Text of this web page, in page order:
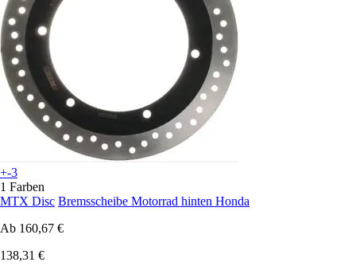
+-3
1 Farben
MTX Disc Bremsscheibe Motorrad hinten Honda
Ab 160,67 €
138,31 €